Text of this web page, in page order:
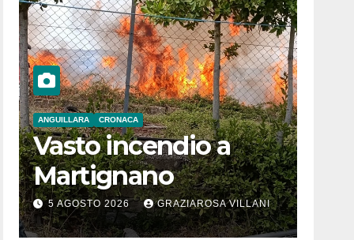
ANGUILLARA CRONACA
Vasto incendio a
Martignano
5 AGOSTO 2026 GRAZIAROSA VILLANI